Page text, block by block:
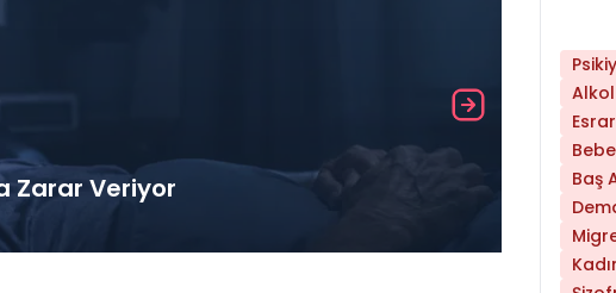
Zarar Veriyor
Alkol
Esrar
Baş